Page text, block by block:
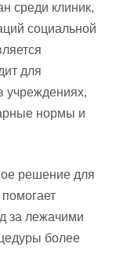
среди клиник,
социальной
для
учреждениях,
нормы и
решение для
за лежачими
более